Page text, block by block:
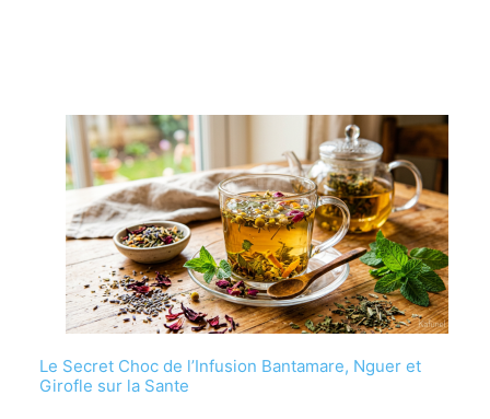
Le Secret Choc de l’Infusion Bantamare, Nguer et
Girofle sur la Sante